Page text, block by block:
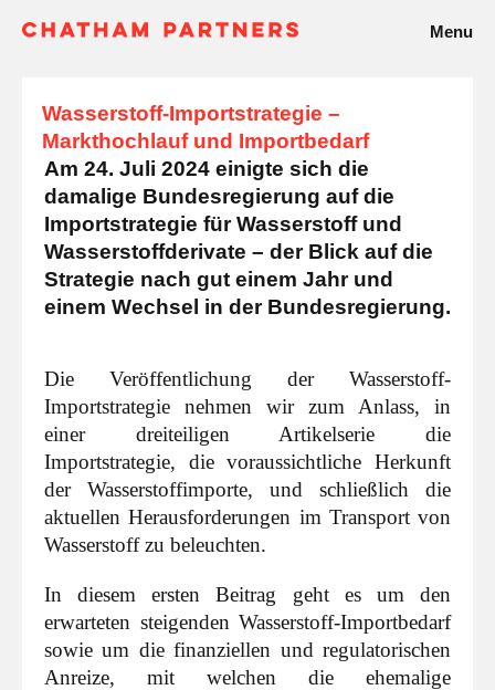
Menu
Wasserstoff-Importstrategie –
Markthochlauf und Importbedarf
Am 24. Juli 2024 einigte sich die
damalige Bundesregierung auf die
Importstrategie für Wasserstoff und
Wasserstoffderivate – der Blick auf die
Strategie nach gut einem Jahr und
einem Wechsel in der Bundesregierung.
Die Veröffentlichung der Wasserstoff-
Importstrategie nehmen wir zum Anlass, in
einer dreiteiligen Artikelserie die
Importstrategie, die voraussichtliche Herkunft
der Wasserstoffimporte, und schließlich die
aktuellen Herausforderungen im Transport von
Wasserstoff zu beleuchten.
In diesem ersten Beitrag geht es um den
erwarteten steigenden Wasserstoff-Importbedarf
sowie um die finanziellen und regulatorischen
Anreize, mit welchen die ehemalige